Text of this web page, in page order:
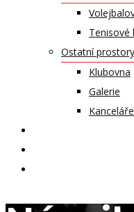
Tenisové
Ostatní prostory
Klubovna
Galerie
Kanceláře